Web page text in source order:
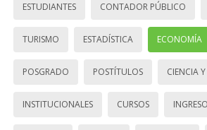
ESTUDIANTES CONTADOR PÚBLICO
TURISMO ESTADÍSTICA ECONOMÍA
POSGRADO POSTÍTULOS CIENCIA
INSTITUCIONALES CURSOS INGRESO